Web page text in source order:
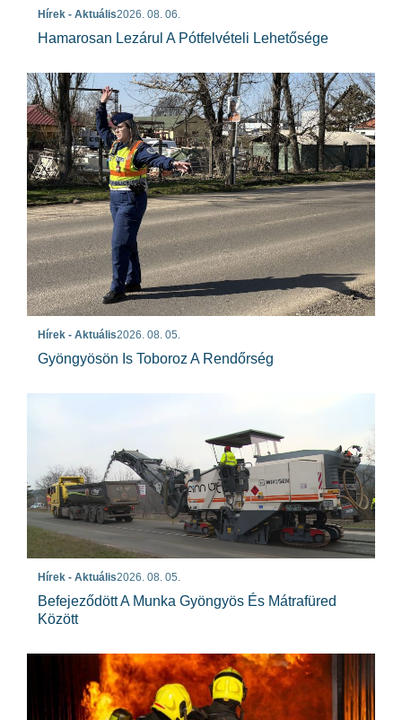
Hírek - Aktuális2026. 08. 06.
Hamarosan Lezárul A Pótfelvételi Lehetősége
Hírek - Aktuális2026. 08. 05.
Gyöngyösön Is Toboroz A Rendőrség
Hírek - Aktuális2026. 08. 05.
Befejeződött A Munka Gyöngyös És Mátrafüred
Között